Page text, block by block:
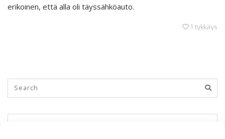
erikoinen, että alla oli täyssähköauto.
1 tykkäys